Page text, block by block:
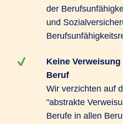
der
und
Keine
Beruf
Wir verzichten auf
"abstrakte
Berufe in allen